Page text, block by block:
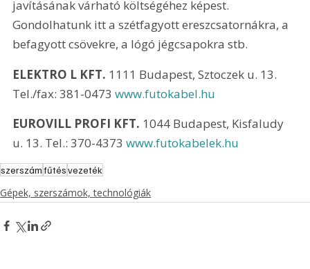
javításának várható költségéhez képest.
Gondolhatunk itt a szétfagyott ereszcsatornákra, a
befagyott csövekre, a lógó jégcsapokra stb.
ELEKTRO L KFT. 1111 Budapest, Sztoczek u. 13.
Tel./fax: 381-0473 www.futokabel.hu
EUROVILL PROFI KFT. 1044 Budapest, Kisfaludy
u. 13. Tel.: 370-4373 www.futokabelek.hu
szerszámfűtésvezeték
Gépek, szerszámok, technológiák